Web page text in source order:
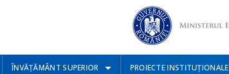
ÎNVĂȚĂMÂNT SUPERIOR PROIECTE INSTITUȚIONALE